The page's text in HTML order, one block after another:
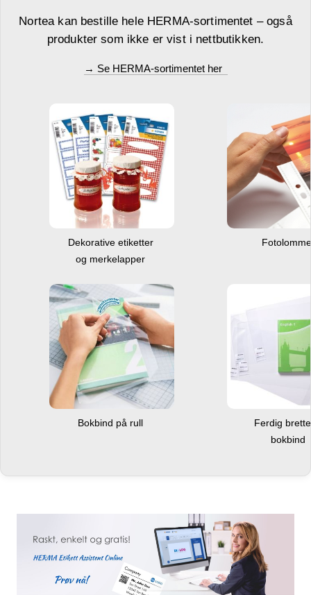
Nortea kan bestille hele HERMA-sortimentet – også
produkter som ikke er vist i nettbutikken.
→ Se HERMA-sortimentet her
Dekorative etiketter
og merkelapper
Bokbind på rull
Ferdig
bokbind